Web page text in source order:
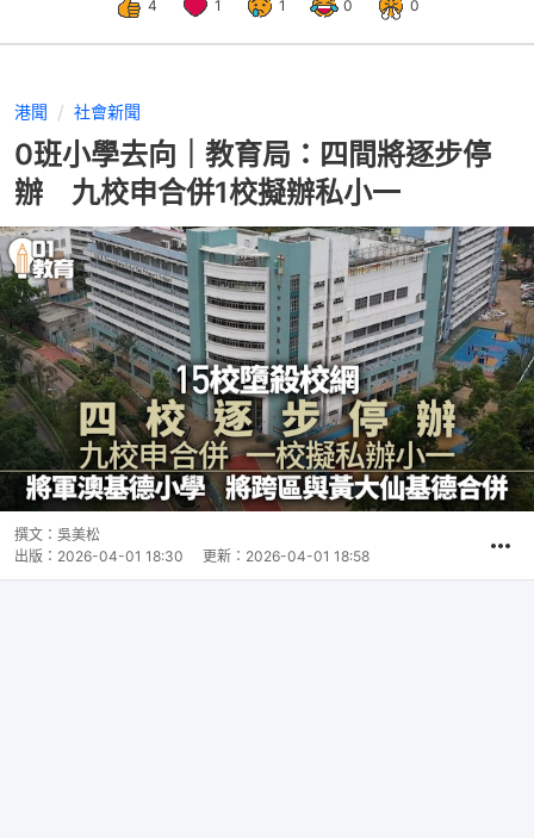
4 1 1 0 0
港聞 社會新聞
0班小學去向｜教育局：四間將逐步停
辦 九校申合併1校擬辦私小一
撰文： 吳美松
出版： 2026-04-01 18:30 更新： 2026-04-01 18:58